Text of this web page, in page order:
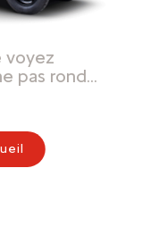
voyez
pas rond…